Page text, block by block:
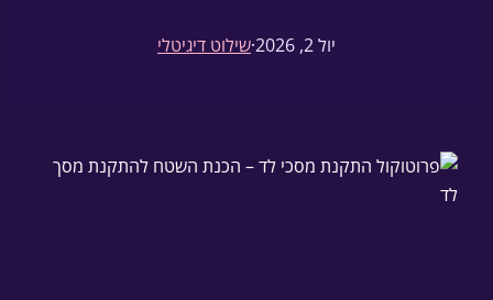
יול 2, 2026 ·שילוט דיגיטלי